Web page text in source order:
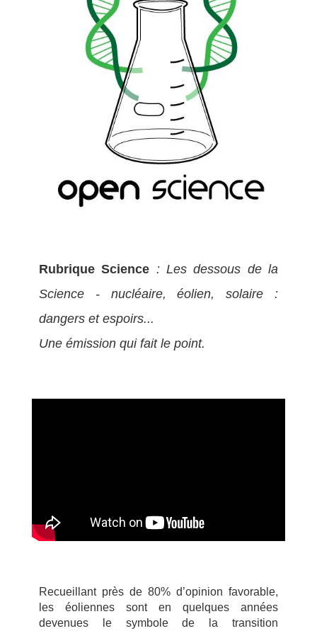
Rubrique Science : Les dessous de la
Science - nucléaire, éolien, solaire :
dangers et espoirs...
Une émission qui fait le point.
Recueillant près de 80% d’opinion favorable,
les éoliennes sont en quelques années
devenues le symbole de la transition